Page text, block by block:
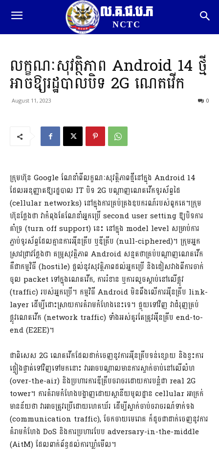
ល.គ.ជ.ប.ភ
NCTC
លក្ខណៈសុវត្ថិភាព Android 14 ថ្មី
អាចឱ្យរដ្ឋបាលបិទ 2G ណេតវើក
August 11, 2023 0
ក្រុមហ៊ុន Google ណែនាំពីលក្ខណៈសុវត្ថិភាពថ្មីនៅក្នុង Android 14
ដែលអនុញ្ញាតឱ្យរដ្ឋបាល IT បិទ 2G បណ្តាញណេតវើកទូរស័ព្ទដៃ
(cellular networks) នៅក្នុងការគ្រប់គ្រងឧបករណ៍របស់ពួកគេ។ក្រុម
ហ៊ុនថ្លែងថា វាកំពុងតែណែនាំអ្នកប្រើ second user setting ឱ្យបិទការ
គាំទ្រ (turn off support) នេះ នៅក្នុង model level សម្រាប់ការ
ភ្ជាប់ទូរស័ព្ទដែលគ្មានការអុីនគ្រីប ឬឌីគ្រីប (null-ciphered)។ ក្រុមអ្នក
ស្រាវជ្រាវថ្លែងថា គម្រូសុវត្ថិភាព Android សន្មតថាគ្រប់បណ្តាញណេតវើក
គឺជាកម្មវិធី (hostile) ផ្តល់នូវសុវត្ថិភាពដល់អ្នកប្រើ និងជៀសវាងពីការចាក់
ចូល packet ទៅក្នុងណេតវើក, ការរំខាន ឬការលួចស្តាប់នៅលើផ្លូវ
(traffic) របស់អ្នកប្រើ។ កម្មវិធី Android មិនពឹងលើការអុីនគ្រីប link-
layer ដើម្បីដោះស្រាយការគំរាមកំហែងនេះទេ។ ផ្ទុយទៅវិញ វាជំរុញគ្រប់
ផ្លូវណេតវើក (network traffic) ទាំងអស់គួរតែត្រូវអុីនគ្រីប end-to-
end (E2EE)។
ជាពិសេស 2G ណេតវើកដែលដាក់ចេញនូវការអុីនគ្រីបទន់ខ្សោយ និងខ្វះការ
ផ្ទៀងផ្ទាត់ទៅវិញទៅមកនោះ វាអាចបណ្តាលមានការស្ទាក់ចាប់នៅលើលំហ
(over-the-air) និងប្រហារការឌីគ្រីបចរាចរដោយការបន្លំជា real 2G
tower។ ការគំរាមកំហែងបង្ហាញដោយស្ថានីយមូលដ្ឋាន cellular អាក្រក់
មានន័យថា វាអាចត្រូវប្រើដោយហេគឃ័រ ដើម្បីស្ទាក់ចាប់ចរាចរណ៍ទាក់ទង
(communication traffic), ចែកចាយមេរោគ ក៏ដូចជាដាក់ចេញនូវការ
គំរាមកំហែង DoS និងការប្រហារបែប adversary-in-the-middle
(AitM) ដែលពាក់ព័ន្ធដល់ការឃ្លាំមើល។